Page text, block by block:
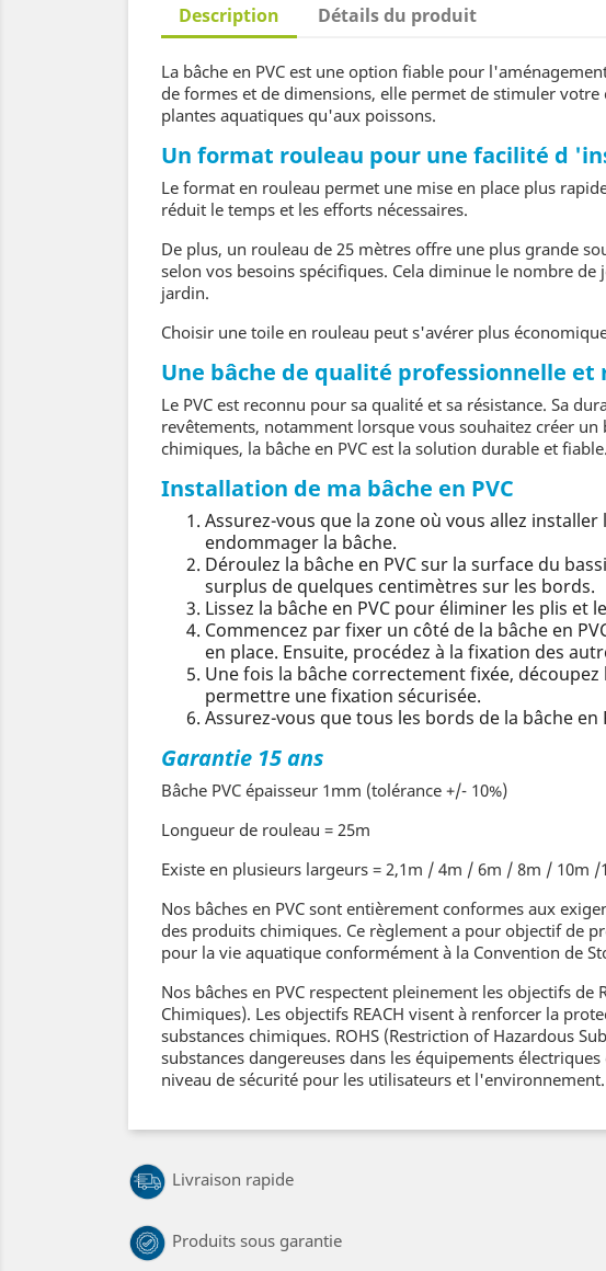
Description Détails du produit
La bâche en PVC est une option fiable pour
de formes et de dimensions, elle permet de stimuler
plantes aquatiques qu'aux poissons.
Un format rouleau pour une facilité d
Le format en rouleau permet une mise en place plus
réduit le temps et les efforts nécessaires.
De plus, un rouleau de 25 mètres offre une plus grande
selon vos besoins spécifiques. Cela diminue le nombre
jardin.
Choisir une toile en rouleau peut s'avérer plus
Une bâche de qualité professionnelle et
Le PVC est reconnu pour sa qualité et sa résistance. Sa
revêtements, notamment lorsque vous souhaitez créer
chimiques, la bâche en PVC est la solution durable et fiable.
Installation de ma bâche en PVC
Assurez-vous que la zone où vous allez
endommager la bâche.
Déroulez la bâche en PVC sur la surface du
surplus de quelques centimètres sur les bords.
Lissez la bâche en PVC pour éliminer les plis
Commencez par fixer un côté de la bâche en
en place. Ensuite, procédez à la fixation des
Une fois la bâche correctement fixée,
permettre une fixation sécurisée.
Assurez-vous que tous les bords de la bâche
Garantie 15 ans
Bâche PVC épaisseur 1mm (tolérance +/- 10%)
Longueur de rouleau = 25m
Existe en plusieurs largeurs = 2,1m / 4m / 6m / 8m / 10m /
Nos bâches en PVC sont entièrement conformes aux
des produits chimiques. Ce règlement a pour objectif de
pour la vie aquatique conformément à la Convention de
Nos bâches en PVC respectent pleinement les objectifs
Chimiques). Les objectifs REACH visent à renforcer la
substances chimiques. ROHS (Restriction of Hazardous
substances dangereuses dans les équipements
niveau de sécurité pour les utilisateurs et l'environnement.
Livraison rapide
Produits sous garantie